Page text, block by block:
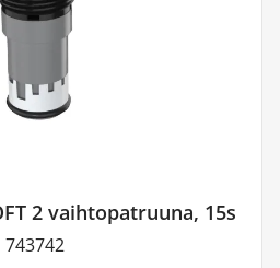
2 vaihtopatruuna, 15s
743742